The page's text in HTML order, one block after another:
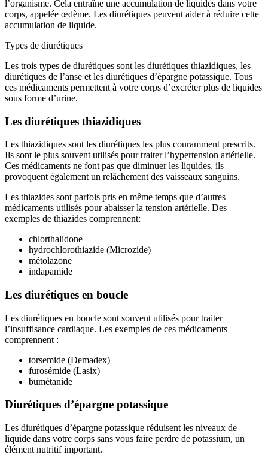
l’organisme. Cela entraîne une accumulation de liquides dans votre
corps, appelée œdème. Les diurétiques peuvent aider à réduire cette
accumulation de liquide.
Types de diurétiques
Les trois types de diurétiques sont les diurétiques thiazidiques, les
diurétiques de l’anse et les diurétiques d’épargne potassique. Tous
ces médicaments permettent à votre corps d’excréter plus de liquides
sous forme d’urine.
Les diurétiques thiazidiques
Les thiazidiques sont les diurétiques les plus couramment prescrits.
Ils sont le plus souvent utilisés pour traiter l’hypertension artérielle.
Ces médicaments ne font pas que diminuer les liquides, ils
provoquent également un relâchement des vaisseaux sanguins.
Les thiazides sont parfois pris en même temps que d’autres
médicaments utilisés pour abaisser la tension artérielle. Des
exemples de thiazides comprennent:
chlorthalidone
hydrochlorothiazide (Microzide)
métolazone
indapamide
Les diurétiques en boucle
Les diurétiques en boucle sont souvent utilisés pour traiter
l’insuffisance cardiaque. Les exemples de ces médicaments
comprennent :
torsemide (Demadex)
furosémide (Lasix)
bumétanide
Diurétiques d’épargne potassique
Les diurétiques d’épargne potassique réduisent les niveaux de
liquide dans votre corps sans vous faire perdre de potassium, un
élément nutritif important.